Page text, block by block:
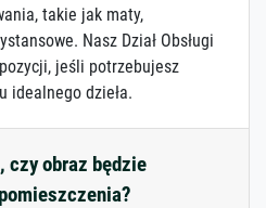
takie jak maty,
Nasz Dział Obsługi
jeśli potrzebujesz
idealnego dzieła.
czy obraz będzie